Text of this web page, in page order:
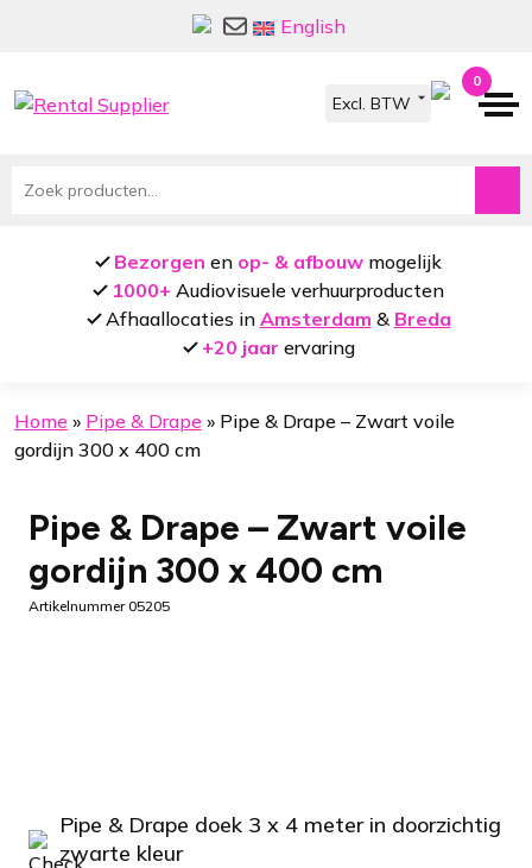
navigatie
inhoud
English
0
Zoeken
Bezorgen en op- & afbouw mogelijk
1000+ Audiovisuele verhuurproducten
Afhaallocaties in Amsterdam & Breda
+20 jaar ervaring
Home » Pipe & Drape » Pipe & Drape – Zwart voile
gordijn 300 x 400 cm
Pipe & Drape – Zwart voile
gordijn 300 x 400 cm
Artikelnummer 05205
Pipe & Drape doek 3 x 4 meter in doorzichtig
zwarte kleur